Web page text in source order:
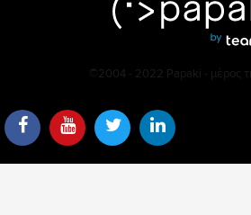
©2004 - 2022 Papaki - μέρος